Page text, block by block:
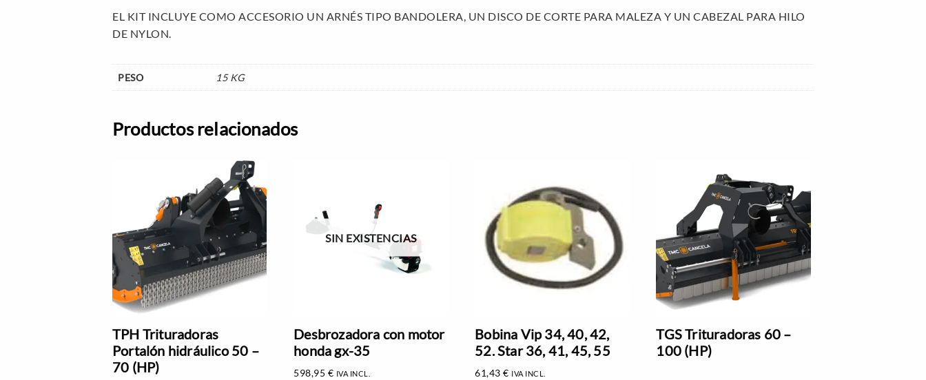
EL KIT INCLUYE COMO ACCESORIO UN ARNÉS TIPO BANDOLERA, UN DISCO DE CORTE PARA MALEZA Y UN CABEZAL PARA HILO
DE NYLON.
PESO 15 KG
Productos relacionados
TPH Trituradoras
Portalón hidráulico 50 –
70 (HP)
SIN EXISTENCIAS
Desbrozadora con motor
honda gx-35
598,95 € IVA INCL.
Bobina Vip 34, 40, 42,
52. Star 36, 41, 45, 55
61,43€ IVA INCL.
TGS Trituradoras 60 –
100 (HP)